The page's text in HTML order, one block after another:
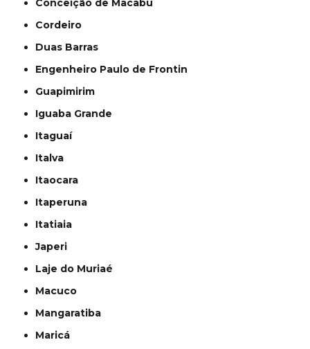
Conceição de Macabu
Cordeiro
Duas Barras
Engenheiro Paulo de Frontin
Guapimirim
Iguaba Grande
Itaguaí
Italva
Itaocara
Itaperuna
Itatiaia
Japeri
Laje do Muriaé
Macuco
Mangaratiba
Maricá